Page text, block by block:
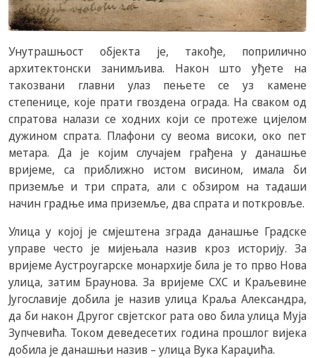
Унутрашњост објекта је, такође, поприлично
архитектонски занимљива. Након што уђете на
такозвани главни улаз пењете се уз камене
степенице, које прати гвоздена ограда. На сваком од
спратова налази се ходних који се протеже цијелом
дужином спрата. Плафони су веома високи, око пет
метара. Да је којим случајем грађена у данашње
вријеме, са приближно истом висином, имала би
приземље и три спрата, али с обзиром на тадаши
начин градње има приземље, два спрата и поткровље.
Улица у којој је смјештена зграда данашње Градске
управе често је мијењала назив кроз историју. За
вријеме Аустроугарске монархије била је то прво Нова
улица, затим Браунова. За вријеме СХС и Краљевине
Југославије добила је назив улица Краља Александра,
да би након Другог свјетског рата ово била улица Муја
Зупчевића. Током деведесетих година прошлог вијека
добила је данашњи назив – улица Вука Караџића.